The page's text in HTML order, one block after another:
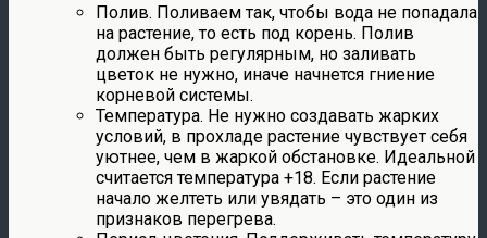
Полив. Поливаем так, чтобы вода не попадала
на растение, то есть под корень. Полив
должен быть регулярным, но заливать
цветок не нужно, иначе начнется гниение
корневой системы.
Температура. Не нужно создавать жарких
условий, в прохладе растение чувствует себя
уютнее, чем в жаркой обстановке. Идеальной
считается температура +18. Если растение
начало желтеть или увядать – это один из
признаков перегрева.